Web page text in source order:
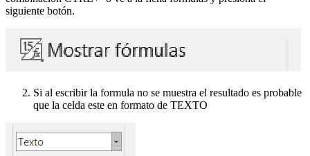
siguiente botón.
Si al escribir la formula no se muestra el resultado es probable
que la celda este en formato de TEXTO